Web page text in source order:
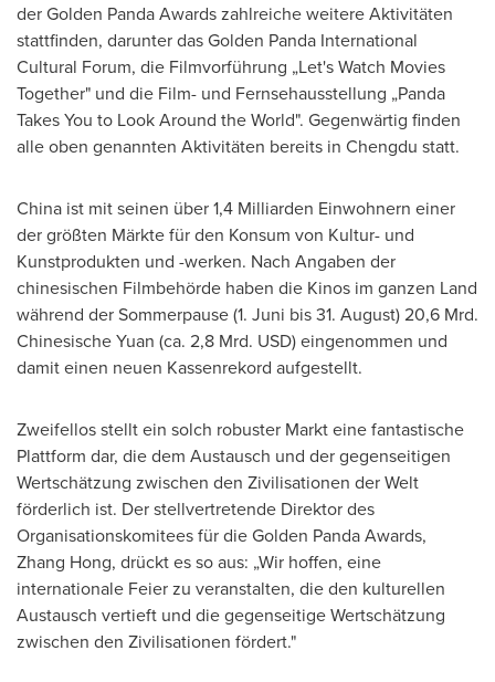
der Golden Panda Awards zahlreiche weitere Aktivitäten
stattfinden, darunter das Golden Panda International
Cultural Forum, die Filmvorführung „Let's Watch Movies
Together" und die Film- und Fernsehausstellung „Panda
Takes You to Look Around the World". Gegenwärtig finden
alle oben genannten Aktivitäten bereits in Chengdu statt.
China ist mit seinen über 1,4 Milliarden Einwohnern einer
der größten Märkte für den Konsum von Kultur- und
Kunstprodukten und -werken. Nach Angaben der
chinesischen Filmbehörde haben die Kinos im ganzen Land
während der Sommerpause (1. Juni bis 31. August) 20,6 Mrd.
Chinesische Yuan (ca. 2,8 Mrd. USD) eingenommen und
damit einen neuen Kassenrekord aufgestellt.
Zweifellos stellt ein solch robuster Markt eine fantastische
Plattform dar, die dem Austausch und der gegenseitigen
Wertschätzung zwischen den Zivilisationen der Welt
förderlich ist. Der stellvertretende Direktor des
Organisationskomitees für die Golden Panda Awards,
Zhang Hong, drückt es so aus: „Wir hoffen, eine
internationale Feier zu veranstalten, die den kulturellen
Austausch vertieft und die gegenseitige Wertschätzung
zwischen den Zivilisationen fördert."